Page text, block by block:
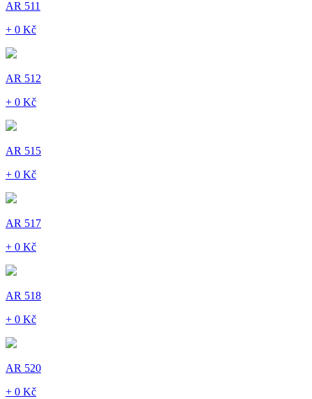
AR 511
+ 0 Kč
AR 512
+ 0 Kč
AR 515
+ 0 Kč
AR 517
+ 0 Kč
AR 518
+ 0 Kč
AR 520
+ 0 Kč